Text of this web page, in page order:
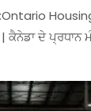
ਕੈਨੇਡਾ ਦੇ ਪ੍ਰਧਾਨ